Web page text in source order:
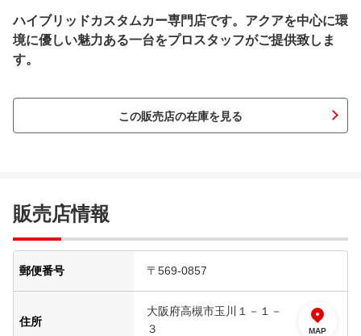
ハイブリッドカスタムカー専門店です。アクアを中心に環
境に優しい魅力ある一台をプロスタッフがご提供致しま
す。
この販売店の在庫を見る
販売店情報
郵便番号 〒569-0857
住所
大阪府高槻市玉川１－１－
３
MAP